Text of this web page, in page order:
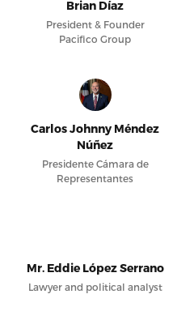
Brian Díaz
President & Founder
Pacifico Group
Carlos Johnny Méndez
Núñez
Presidente Cámara de
Representantes
Mr. Eddie López Serrano
Lawyer and political analyst